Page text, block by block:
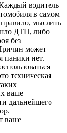
водитель
в самом
мыслить
ДТП, либо
без
может
паники нет.
техническая
ваше
дальнейшего
ваше